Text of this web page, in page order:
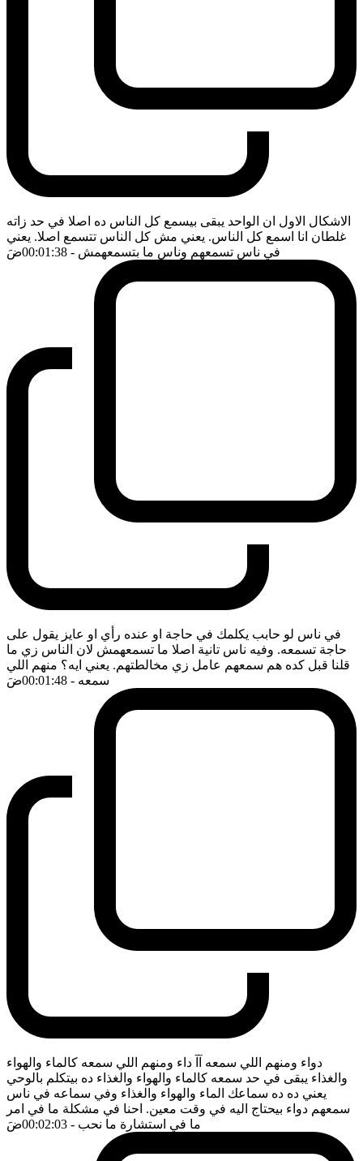
الاشكال الاول ان الواحد يبقى بيسمع كل الناس ده اصلا في حد زاته
غلطان انا اسمع كل الناس. يعني مش كل الناس تتسمع اصلا. يعني
في ناس تسمعهم وناس ما بتسمعهمش - 00:01:38 ضَ
في ناس لو حابب يكلمك في حاجة او عنده رأي او عايز يقول على
حاجة تسمعه. وفيه ناس تانية اصلا ما تسمعهمش لان الناس زي ما
قلنا قبل كده هم سمعهم عامل زي مخالطتهم. يعني ايه؟ منهم اللي
سمعه - 00:01:48 ضَ
دواء ومنهم اللي سمعه آآ داء ومنهم اللي سمعه كالماء والهواء
والغذاء يبقى في حد سمعه كالماء والهواء والغذاء ده بيتكلم بالوحي
يعني ده ده سماعك الماء والهواء والغذاء وفي سماعه في ناس
سمعهم دواء بيحتاج اليه في وقت معين. احنا في مشكلة ما في امر
ما في استشارة ما نحب - 00:02:03 ضَ